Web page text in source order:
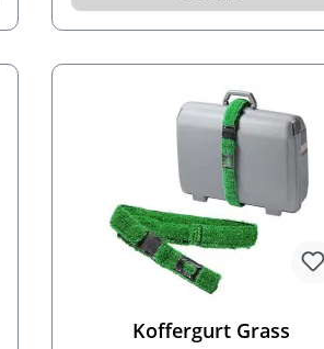
Koffergurt Grass